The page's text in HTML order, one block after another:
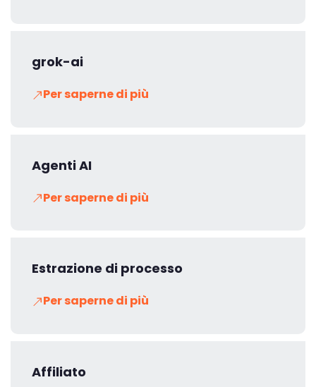
grok-ai
Per saperne di più
Agenti AI
Per saperne di più
Estrazione di processo
Per saperne di più
Affiliato